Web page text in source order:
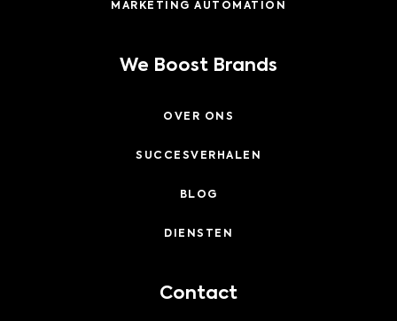
MARKETING AUTOMATION
We Boost Brands
OVER ONS
SUCCESVERHALEN
BLOG
DIENSTEN
Contact